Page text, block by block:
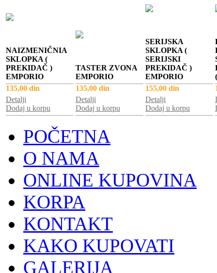
NAIZMENIČNIA
SKLOPKA (
PREKIDAČ )
EMPORIO
135,00 din
Detalji
Dodaj u korpu
TASTER ZVONA
EMPORIO
135,00 din
Detalji
Dodaj u korpu
SERIJSKA
SKLOPKA (
SERIJSKI
PREKIDAČ )
EMPORIO
155,00 din
Detalji
Dodaj u korpu
POČETNA
O NAMA
ONLINE KUPOVINA
KORPA
KONTAKT
KAKO KUPOVATI
GALERIJA